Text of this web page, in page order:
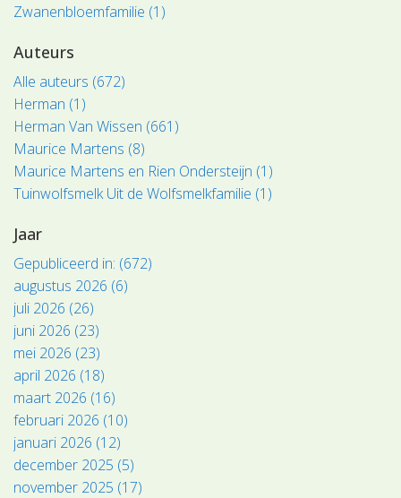
Zwanenbloemfamilie (1)
Auteurs
Alle auteurs (672)
Herman (1)
Herman Van Wissen (661)
Maurice Martens (8)
Maurice Martens en Rien Ondersteijn (1)
Tuinwolfsmelk Uit de Wolfsmelkfamilie (1)
Jaar
Gepubliceerd in: (672)
augustus 2026 (6)
juli 2026 (26)
juni 2026 (23)
mei 2026 (23)
april 2026 (18)
maart 2026 (16)
februari 2026 (10)
januari 2026 (12)
december 2025 (5)
november 2025 (17)